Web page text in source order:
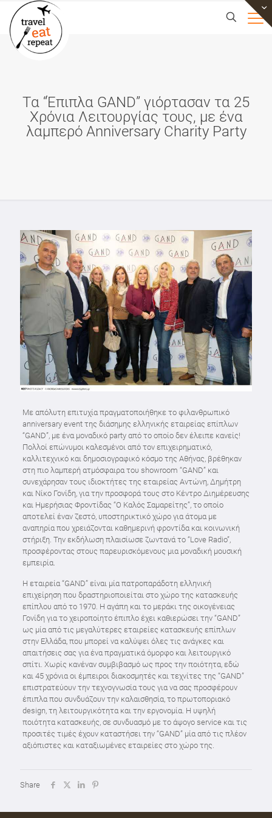
Tα “Έπιπλα GAND” γιόρτασαν τα 25
Χρόνια Λειτουργίας τους, με ένα
λαμπερό Anniversary Charity Party
Με απόλυτη επιτυχία πραγματοποιήθηκε το φιλανθρωπικό
anniversary event της διάσημης ελληνικής εταιρείας επίπλων
“GAND”, με ένα μοναδικό party από το οποίο δεν έλειπε κανείς!
Πολλοί επώνυμοι καλεσμένοι από τον επιχειρηματικό,
καλλιτεχνικό και δημοσιογραφικό κόσμο της Αθήνας, βρέθηκαν
στη πιο λαμπερή ατμόσφαιρα του showroom “GAND” και
συνεχάρησαν τους ιδιοκτήτες της εταιρείας Αντώνη, Δημήτρη
και Νίκο Γονίδη, για την προσφορά τους στο Κέντρο Διημέρευσης
και Ημερήσιας Φροντίδας “Ο Καλός Σαμαρείτης”, το οποίο
αποτελεί έναν ζεστό, υποστηρικτικό χώρο για άτομα με
αναπηρία που χρειάζονται καθημερινή φροντίδα και κοινωνική
στήριξη. Την εκδήλωση πλαισίωσε ζωντανά το “Love Radio”,
προσφέροντας στους παρευρισκόμενους μια μοναδική μουσική
εμπειρία.
Η εταιρεία “GAND” είναι μία πατροπαράδοτη ελληνική
επιχείρηση που δραστηριοποιείται στο χώρο της κατασκευής
επίπλου από το 1970. Η αγάπη και το μεράκι της οικογένειας
Γονίδη για το χειροποίητο έπιπλο έχει καθιερώσει την “GAND”
ως μία από τις μεγαλύτερες εταιρείες κατασκευής επίπλων
στην Ελλάδα, που μπορεί να καλύψει όλες τις ανάγκες και
απαιτήσεις σας για ένα πραγματικά όμορφο και λειτουργικό
σπίτι. Χωρίς κανέναν συμβιβασμό ως προς την ποιότητα, εδώ
και 45 χρόνια οι έμπειροι διακοσμητές και τεχνίτες της “GAND”
επιστρατεύουν την τεχνογνωσία τους για να σας προσφέρουν
έπιπλα που συνδυάζουν την καλαισθησία, το πρωτοποριακό
design, τη λειτουργικότητα και την εργονομία. Η υψηλή
ποιότητα κατασκευής, σε συνδυασμό με το άψογο service και τις
προσιτές τιμές έχουν καταστήσει την “GAND” μία από τις πλέον
αξιόπιστες και καταξιωμένες εταιρείες στο χώρο της.
Share